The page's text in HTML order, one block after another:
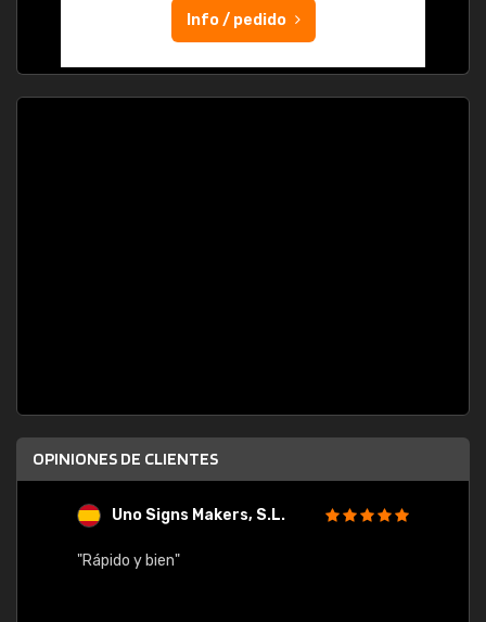
Info / pedido
OPINIONES DE CLIENTES
Uno Signs Makers, S.L.
"Rápido y bien"